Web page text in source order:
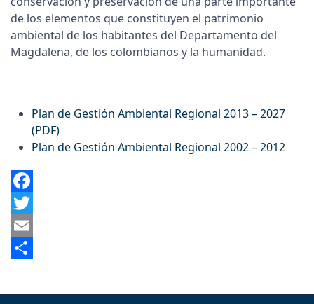
de los elementos que constituyen el patrimonio
ambiental de los habitantes del Departamento del
Magdalena, de los colombianos y la humanidad.
Plan de Gestión Ambiental Regional 2013 – 2027
(PDF)
Plan de Gestión Ambiental Regional 2002 – 2012
Facebook
Twitter
Email